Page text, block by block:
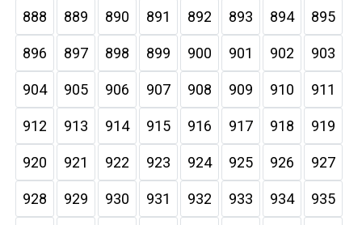
888 889 890 891 892 893 894 895
896 897 898 899 900 901 902 903
904 905 906 907 908 909 910 911
912 913 914 915 916 917 918 919
920 921 922 923 924 925 926 927
928 929 930 931 932 933 934 935